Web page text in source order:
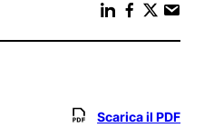
Scarica il PDF